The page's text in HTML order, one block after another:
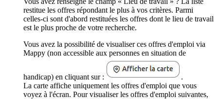
restitue les offres répondant le plus à vos critères. Parmi
celles-ci sont d'abord restituées les offres dont le lieu de travail
est le plus proche de votre recherche.
Vous avez la possibilité de visualiser ces offres d'emploi via
Mappy (non accessible aux personnes en situation de
handicap) en cliquant sur :
.
La carte affiche uniquement les offres d'emploi que vous
voyez à l'écran. Pour visualiser les offres d'emploi suivantes,